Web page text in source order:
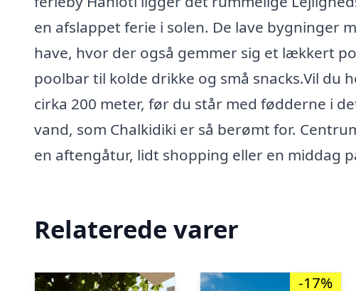
en afslappet ferie i solen. De lave bygninger
have, hvor der også gemmer sig et lækkert
poolbar til kolde drikke og små snacks.Vil du
cirka 200 meter, før du står med fødderne i
vand, som Chalkidiki er så berømt for.
en aftengåtur, lidt shopping eller en middag
Relaterede varer
-17%